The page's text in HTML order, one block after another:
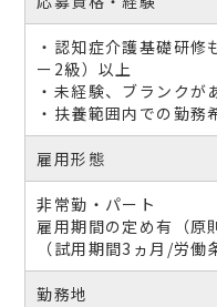
・認知症介護基礎研
ー2級）以上
・未経験、ブランク
・扶養範囲内での勤務
雇用形態
非常勤・パート
雇用期間の定め有（原
（試用期間3ヵ月/労働
勤務地